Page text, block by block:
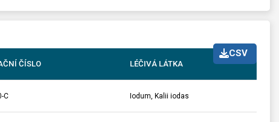
CSV
ČÍSLO LÉČIVÁ LÁTKA
C Iodum, Kalii iodas